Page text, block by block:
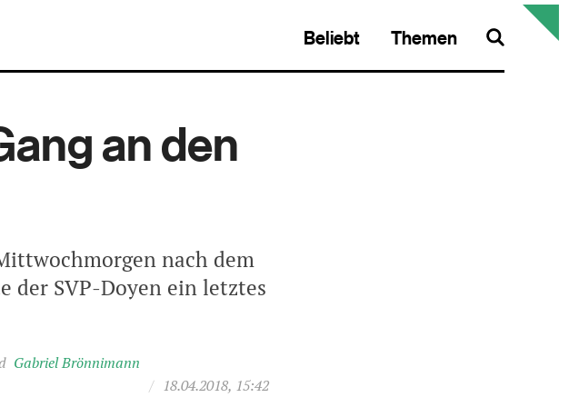
Beliebt Themen
an den
nach dem
der SVP-Doyen ein letztes
Gabriel Brönnimann
/ 18.04.2018, 15:42